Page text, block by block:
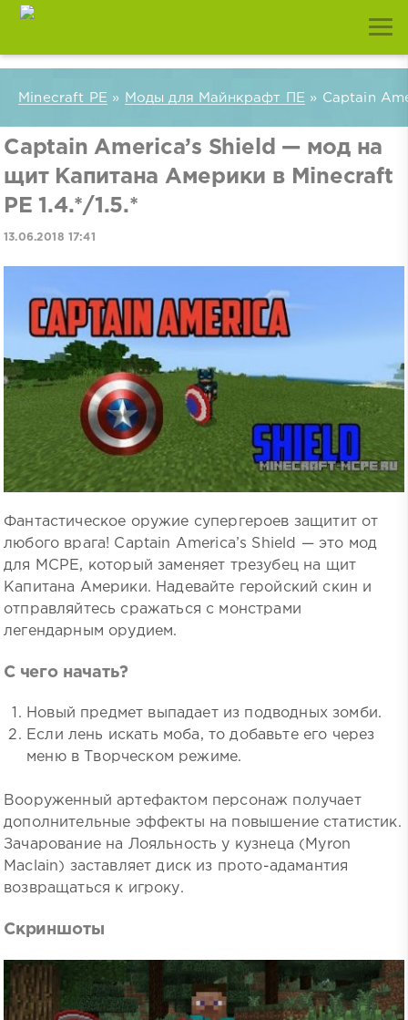
Minecraft PE » Моды для Майнкрафт ПЕ » Captain
Captain America’s Shield — мод на
щит Капитана Америки в Minecraft
PE 1.4.*/1.5.*
13.06.2018 17:41
Фантастическое оружие супергероев защитит от
любого врага! Captain America’s Shield — это мод
для MCPE, который заменяет трезубец на щит
Капитана Америки. Надевайте геройский скин и
отправляйтесь сражаться с монстрами
легендарным орудием.
С чего начать?
Новый предмет выпадает из подводных зомби.
Если лень искать моба, то добавьте его через
меню в Творческом режиме.
Вооруженный артефактом персонаж получает
дополнительные эффекты на повышение статистик.
Зачарование на Лояльность у кузнеца (Myron
Maclain) заставляет диск из прото-адамантия
возвращаться к игроку.
Скриншоты